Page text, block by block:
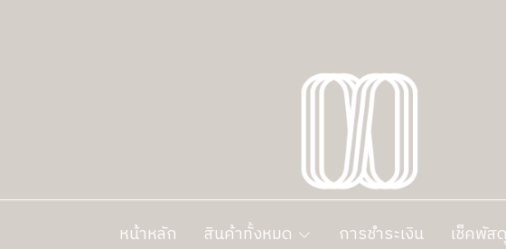
หน้าหลัก สินค้าทั้งหมด การชำระเงิน เช็คพัสดุ